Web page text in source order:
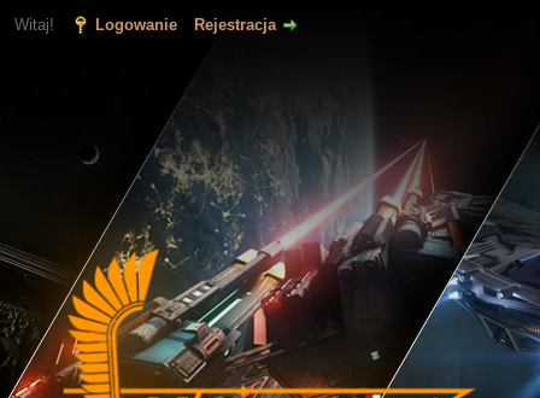
Witaj! Logowanie Rejestracja